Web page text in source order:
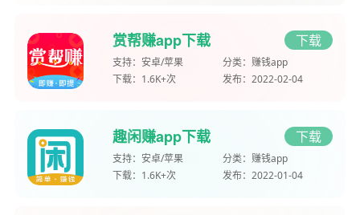
赏帮赚app下载 下载
支持： 安卓/苹果 分类： 赚钱app
下载： 1.6K+次 发布： 2022-02-04
趣闲赚app下载 下载
支持： 安卓/苹果 分类： 赚钱app
下载： 1.6K+次 发布： 2022-01-04